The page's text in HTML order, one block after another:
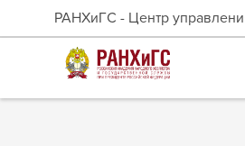
РАНХиГС - Центр